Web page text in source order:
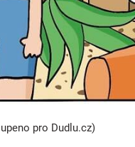
pro Dudlu.cz)